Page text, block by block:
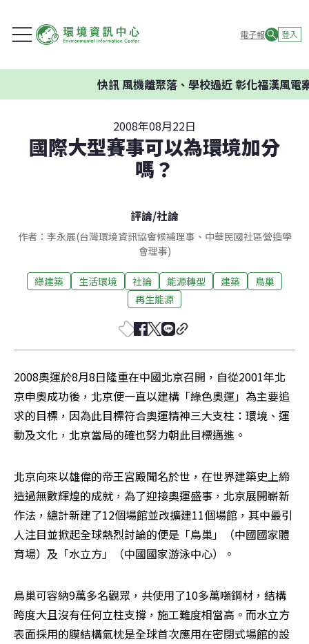
電子報 登入
快訊風機離聚落、學校過近 彰化福漢風電案
2008年08月22日
國際大型賽事可以為環境加分
嗎？
評論/社論
作者：李永展(台灣環境資訊協會候補理事、中華民國社區營造學
會理事)
綠建築 生活環境 社論 能源轉型 建築
鳥巢
再生能源
2008奧運於8月8日隆重在中國北京召開，自從2001年北
京申奧成功後，北京便一直以建構「綠色奧運」為主要追
求的目標，因為此目標符合奧運精神三大支柱：環境、運
動及文化，北京當局的確也努力朝此目標邁進。
北京向來以雄偉的帝王宮殿聞名於世，在世界建築史上締
造過無數輝煌的成就，為了迎接奧運盛事，北京展開嶄新
作法，總計新建了12個場館並改擴建11個場館，其中最引
人注目並掀起全球熱烈討論的便是「鳥巢」（中國國家體
育場）及「水立方」（中國國家游泳中心）。
鳥巢可容納9萬多名觀眾，共使用了10多萬噸鋼材，結構
跨度大且沒有任何立柱支撐，施工難度相當高。而水立方
表面採用的膜結構氣枕是全球首次應用在密閉式場館的設